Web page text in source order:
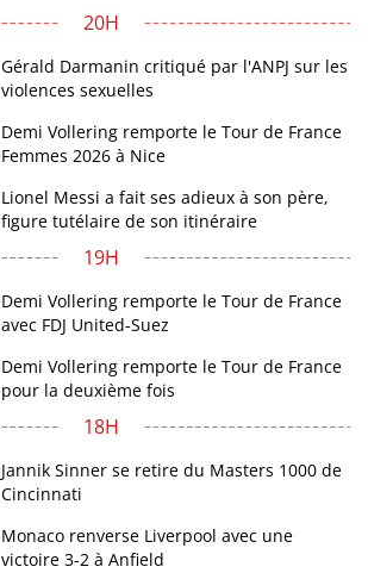
20H
Gérald Darmanin critiqué par l'ANPJ sur les
violences sexuelles
Demi Vollering remporte le Tour de France
Femmes 2026 à Nice
Lionel Messi a fait ses adieux à son père,
figure tutélaire de son itinéraire
19H
Demi Vollering remporte le Tour de France
avec FDJ United-Suez
Demi Vollering remporte le Tour de France
pour la deuxième fois
18H
Jannik Sinner se retire du Masters 1000 de
Cincinnati
Monaco renverse Liverpool avec une
victoire 3-2 à Anfield